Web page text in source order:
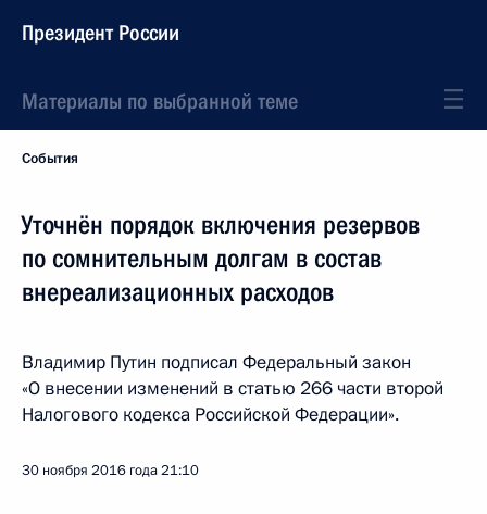
Президент России
Материалы по выбранной теме
События
Уточнён порядок включения резервов
по сомнительным долгам в состав
внереализационных расходов
Владимир Путин подписал Федеральный закон
«О внесении изменений в статью 266 части второй
Налогового кодекса Российской Федерации».
30 ноября 2016 года21:10